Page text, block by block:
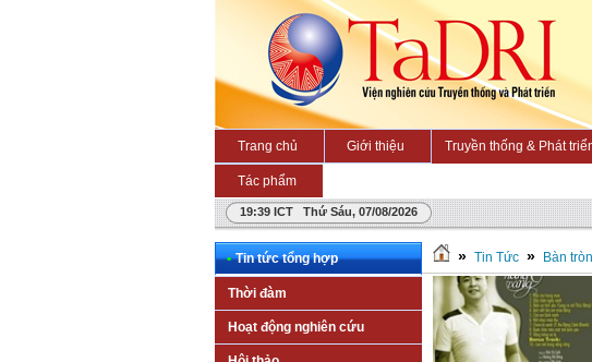
Trang chủ Giới thiệu Truyền thống & Phát
Tác phẩm
19:39 ICT Thứ Sáu, 07/08/2026
• Tin tức tổng hợp
Thời đàm
Hoạt động nghiên cứu
» Tin Tức » Bàn tròn